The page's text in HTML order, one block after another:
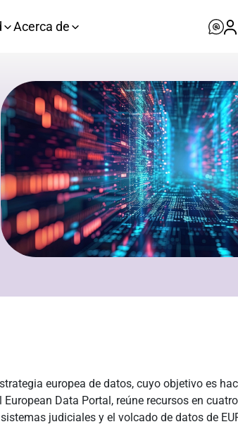
Acerca de
europea de datos, cuyo objetivo es
Data Portal, reúne recursos en
judiciales y el volcado de datos de